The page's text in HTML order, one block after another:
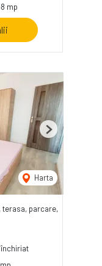
mp
Harta
Next
parcare,